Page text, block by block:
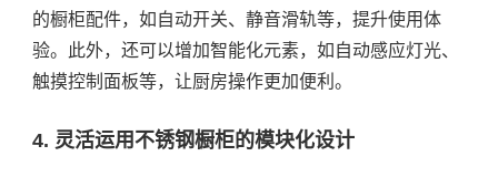
的橱柜配件，如自动开关、静音滑轨等，提升使用体
验。此外，还可以增加智能化元素，如自动感应灯光、
触摸控制面板等，让厨房操作更加便利。
4. 灵活运用不锈钢橱柜的模块化设计